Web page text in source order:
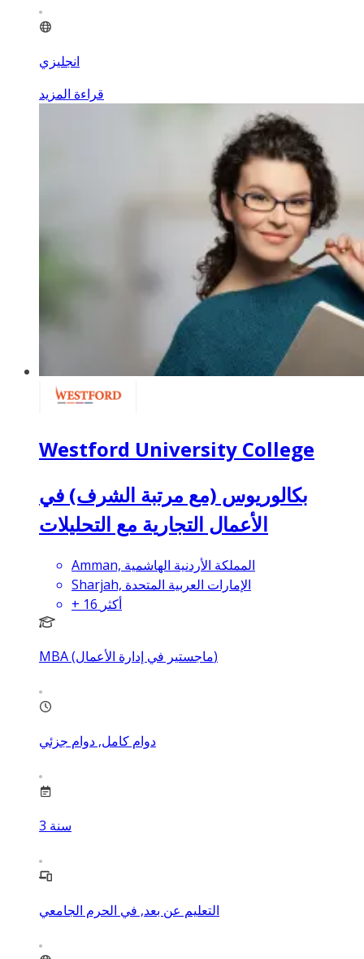
انجليزي
قراءة المزيد
Westford University College
بكالوريوس (مع مرتبة الشرف) في
الأعمال التجارية مع التحليلات
Amman, المملكة الأردنية الهاشمية
Sharjah, الإمارات العربية المتحدة
+ 16 أكثر
MBA (ماجستير في إدارة الأعمال)
دوام كامل, دوام جزئي
3 سنة
التعليم عن بعد, في الحرم الجامعي